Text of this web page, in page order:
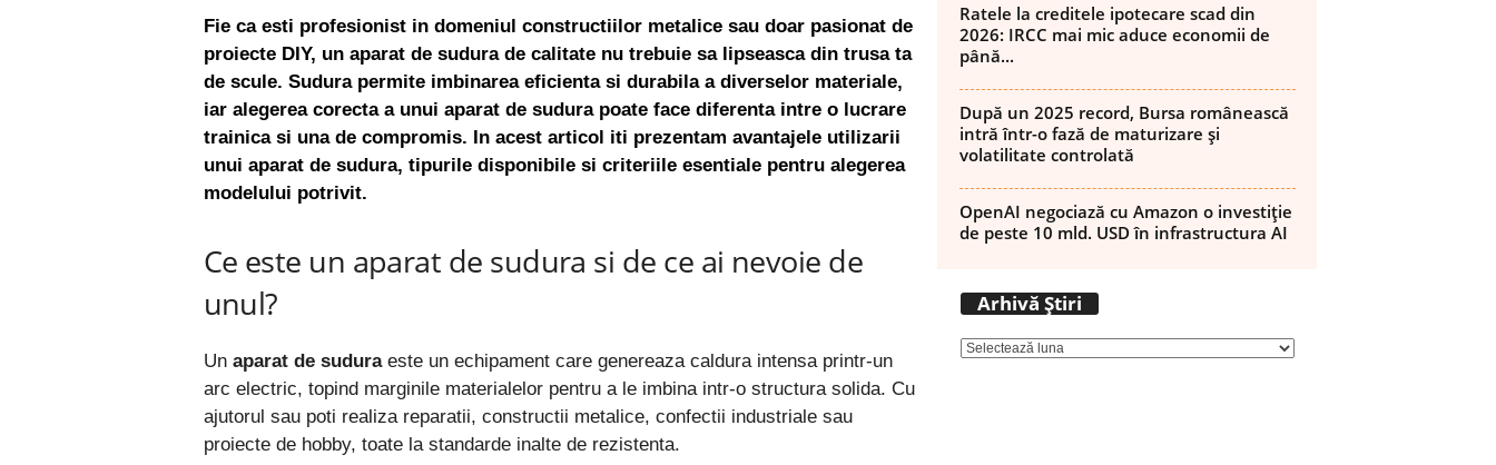
Fie ca esti profesionist in domeniul constructiilor metalice sau doar pasionat de
proiecte DIY, un aparat de sudura de calitate nu trebuie sa lipseasca din trusa ta
de scule. Sudura permite imbinarea eficienta si durabila a diverselor materiale,
iar alegerea corecta a unui aparat de sudura poate face diferenta intre o lucrare
trainica si una de compromis. In acest articol iti prezentam avantajele utilizarii
unui aparat de sudura, tipurile disponibile si criteriile esentiale pentru alegerea
modelului potrivit.
Ce este un aparat de sudura si de ce ai nevoie de
unul?
Un aparat de suduraeste un echipament care genereaza caldura intensa printr-un
arc electric, topind marginile materialelor pentru a le imbina intr-o structura solida. Cu
ajutorul sau poti realiza reparatii, constructii metalice, confectii industriale sau
proiecte de hobby, toate la standarde inalte de rezistenta.
Ratele la creditele ipotecare scad din
2026: IRCC mai mic aduce economii de
până...
După un 2025 record, Bursa românească
intră într-o fază de maturizare și
volatilitate controlată
OpenAI negociază cu Amazon o investiție
de peste 10 mld. USD în infrastructura AI
Arhivă Știri